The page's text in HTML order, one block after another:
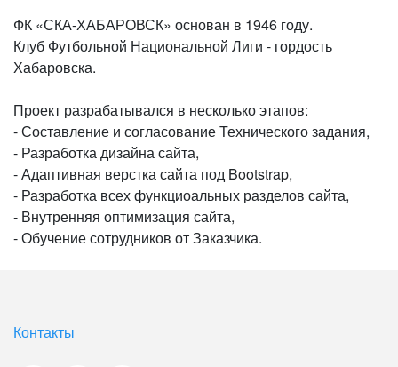
ФК «СКА-ХАБАРОВСК» основан в 1946 году.
Клуб Футбольной Национальной Лиги - гордость
Хабаровска.
Проект разрабатывался в несколько этапов:
- Составление и согласование Технического задания,
- Разработка дизайна сайта,
- Адаптивная верстка сайта под Bootstrap,
- Разработка всех функциоальных разделов сайта,
- Внутренняя оптимизация сайта,
- Обучение сотрудников от Заказчика.
Контакты